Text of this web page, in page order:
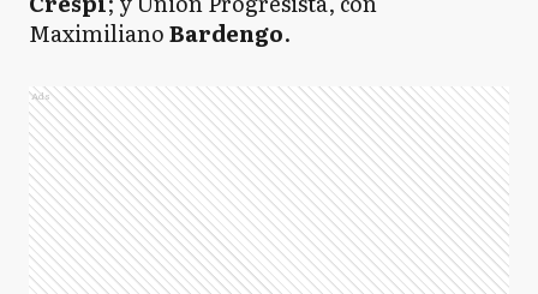
MaximilianoBardengo.
Ads